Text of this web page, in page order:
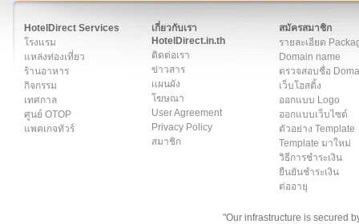
HotelDirect Services
โรงแรม
แหล่งท่องเที่ยว
ร้านอาหาร
กิจกรรม
เทศกาล
ศูนย์ OTOP
แพคเกจทัวร์
เกี่ยวกับเรา
HotelDirect.in.th
ติดต่อเรา
ข่าวสาร
แผนผัง
โฆษณา
User Agreement
Privacy Policy
สมาชิก
สมัครสมาชิก
รายละเอียด
Domain name
ตรวจสอบชื่อ
เว็บโฮสติ้ง
ออกแบบ Logo
ออกแบบเว็บไซต์
ตัวอย่าง Template
Template มาใหม่
วิธีการชำระเงิน
ยืนยันชำระเงิน
ต่ออายุ
"Our infrastructure is secured